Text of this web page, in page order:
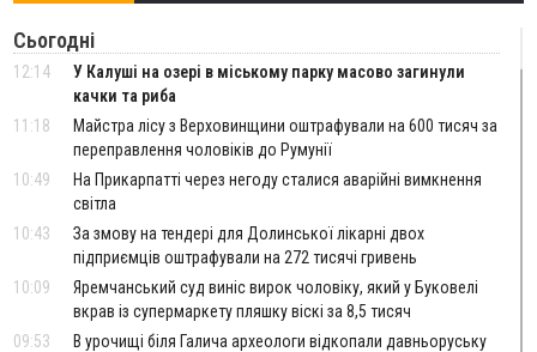
Сьогодні
12:14
У Калуші на озері в міському парку масово загинули
качки та риба
11:18
Майстра лісу з Верховинщини оштрафували на 600 тисяч за
переправлення чоловіків до Румунії
10:49
На Прикарпатті через негоду сталися аварійні вимкнення
світла
10:43
За змову на тендері для Долинської лікарні двох
підприємців оштрафували на 272 тисячі гривень
10:09
Яремчанський суд виніс вирок чоловіку, який у Буковелі
вкрав із супермаркету пляшку віскі за 8,5 тисяч
09:53
В урочищі біля Галича археологи відкопали давньоруську